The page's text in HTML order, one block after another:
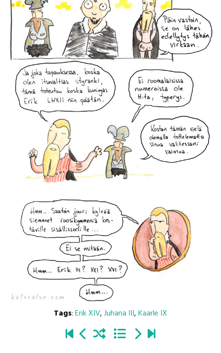
Tags:Erik XIV,Juhana III,Kaarle IX